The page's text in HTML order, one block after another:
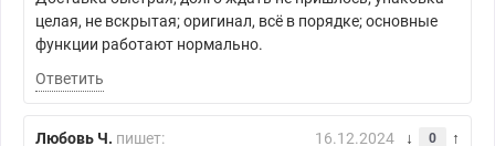
целая, не вскрытая; оригинал, всё в порядке; основные
функции работают нормально.
Ответить
Любовь Ч. пишет: 16.12.2024 0